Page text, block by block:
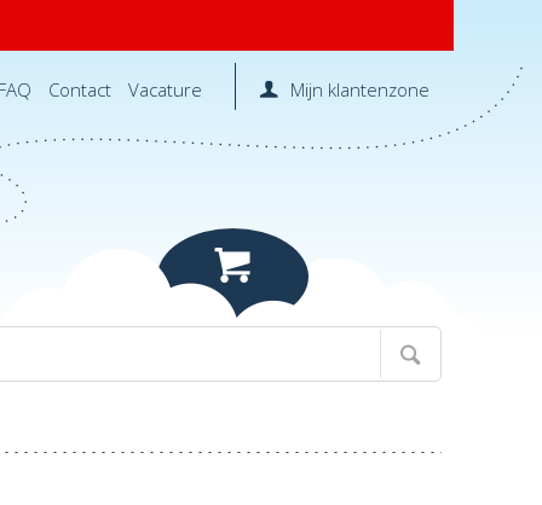
Contact Vacature Mijn klantenzone